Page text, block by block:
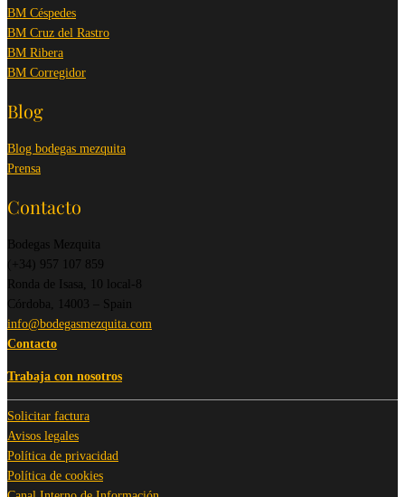
BM Céspedes
BM Cruz del Rastro
BM Ribera
BM Corregidor
Blog
Blog bodegas mezquita
Prensa
Contacto
Bodegas Mezquita
(+34) 957 107 859
Ronda de Isasa, 10 local-8
Córdoba, 14003 – Spain
info@bodegasmezquita.com
Contacto
Trabaja con nosotros
Solicitar factura
Avisos legales
Política de privacidad
Política de cookies